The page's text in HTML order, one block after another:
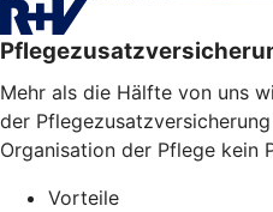
Mehr als die Hälfte von uns
der
Organisation der Pflege kein
Vorteile